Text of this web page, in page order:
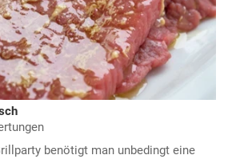
benötigt man unbedingt eine